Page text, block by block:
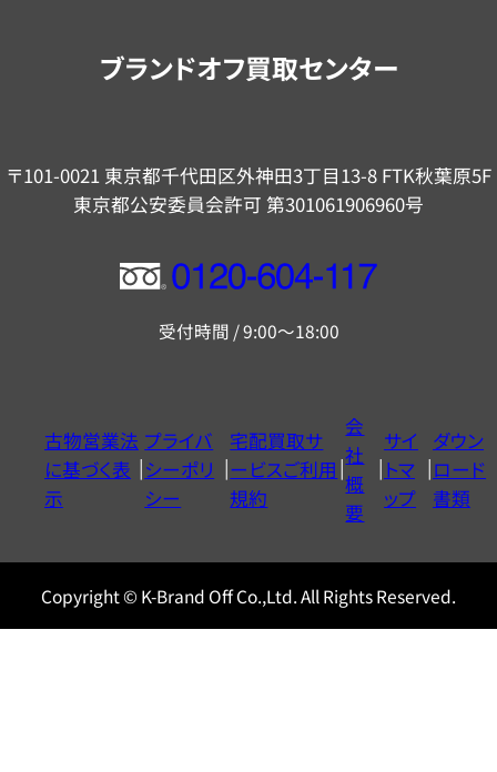
ブランドオフ買取センター
〒101-0021 東京都千代田区外神田3丁目13-8 FTK秋葉原5F
東京都公安委員会許可 第301061906960号
フ
ー
ヤ
ル
0120604117
受付時間 / 9:00～18:00
古物営業法
に基づく表
示
プライバ
シーポリ
シー
宅配買取サ
ービスご利用
規約
会
社
概
要
サイ
トマ
ップ
ダウン
ロード
書類
Copyright © K-Brand Off Co.,Ltd. All Rights Reserved.